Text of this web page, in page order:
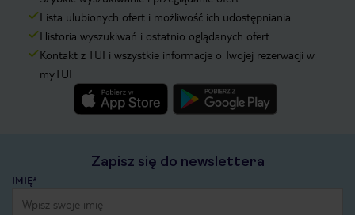
Lista ulubionych ofert i możliwość ich udostępniania
Historia wyszukiwań i ostatnio oglądanych ofert
Kontakt z TUI i wszystkie informacje o Twojej rezerwacji w
myTUI
Zapisz się do newslettera
IMIĘ*